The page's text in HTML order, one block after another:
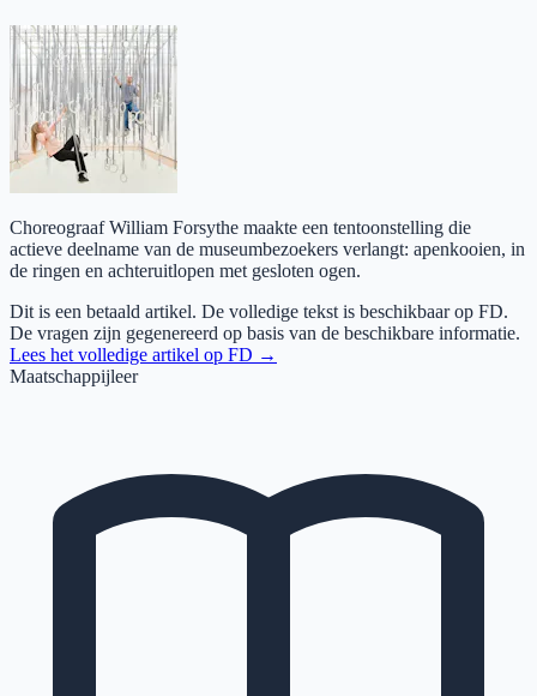
Choreograaf William Forsythe maakte een tentoonstelling die
actieve deelname van de museumbezoekers verlangt: apenkooien, in
de ringen en achteruitlopen met gesloten ogen.
Dit is een betaald artikel. De volledige tekst is beschikbaar op FD.
De vragen zijn gegenereerd op basis van de beschikbare informatie.
Lees het volledige artikel op FD →
Maatschappijleer